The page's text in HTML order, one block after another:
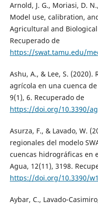
Arnold, J. G., Moriasi, D.
Model use, calibration,
Agricultural and
Recuperado de
https://swat.tamu.edu/
Ashu, A., & Lee, S.
agrícola en una cuenca
9(1), 6. Recuperado de
https://doi.org/10.3390/
Asurza, F., & Lavado, W.
regionales del modelo
cuencas hidrográficas en
Agua, 12(11), 3198.
https://doi.org/10.3390/
Aybar, C., Lavado-